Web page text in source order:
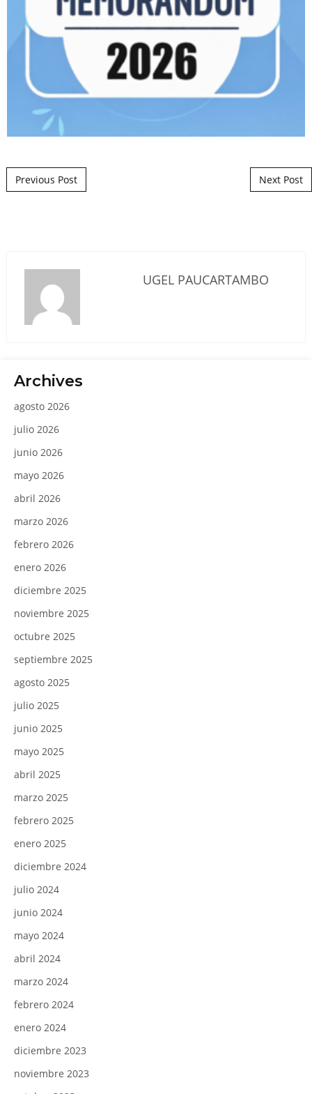
Post navigation
Previous Post Next Post
UGEL PAUCARTAMBO
Archives
agosto 2026
julio 2026
junio 2026
mayo 2026
abril 2026
marzo 2026
febrero 2026
enero 2026
diciembre 2025
noviembre 2025
octubre 2025
septiembre 2025
agosto 2025
julio 2025
junio 2025
mayo 2025
abril 2025
marzo 2025
febrero 2025
enero 2025
diciembre 2024
julio 2024
junio 2024
mayo 2024
abril 2024
marzo 2024
febrero 2024
enero 2024
diciembre 2023
noviembre 2023